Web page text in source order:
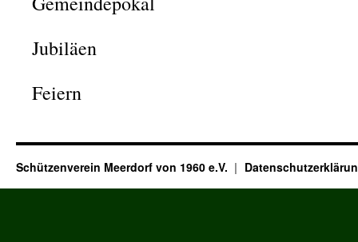
Jubiläen
Feiern
Schützenverein Meerdorf von 1960 e.V.